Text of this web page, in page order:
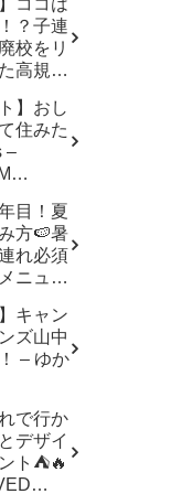
ココは
？子連
校をリ
高規格
ゃんぷ
】おし
住みた
–
目！夏
方🍉暑
れ必須
ニュー
ゃんネ
キャン
ズ山中
– ゆか
で行か
デザイ
ト⛺️🔥